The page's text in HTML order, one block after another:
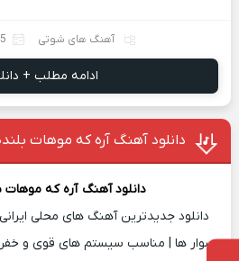
آهنگ های شوتی 15
ادامه مطلب +
دانلود آهنگ آره که موهات
دانلود آهنگ آره که موهات
دانلود جدیدترین آهنگ های محلی
سوار ها | مناسب سیستم های قوی و